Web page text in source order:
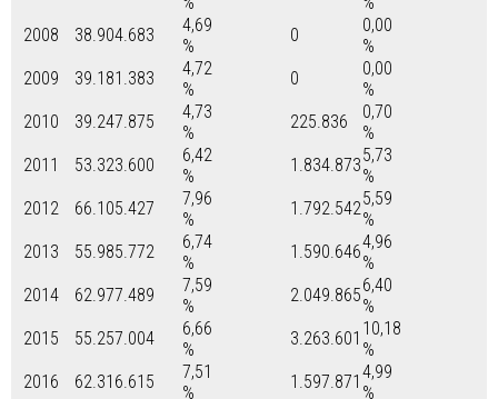
2008
38.904.683
4,69
%
0
0,00
%
2009
39.181.383
4,72
%
0
0,00
%
2010
39.247.875
4,73
%
225.836
0,70
%
2011
53.323.600
6,42
%
1.834.8735,73
%
2012
66.105.427
7,96
%
1.792.5425,59
%
2013
55.985.772
6,74
%
1.590.6464,96
%
2014
62.977.489
7,59
%
2.049.8656,40
%
2015
55.257.004
6,66
%
3.263.601 10,18
%
2016
62.316.615
7,51
%
1.597.871 4,99
%